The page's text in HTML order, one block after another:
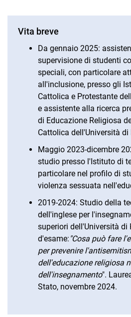
Vita breve
Da gennaio 2025:
supervisione di studenti
speciali, con particolare
all'inclusione, presso gli
Cattolica e Protestante
e assistente alla ricerca
di Educazione Religiosa
Cattolica dell'Università di
Maggio 2023-dicembre
studio presso l'Istituto di
particolare nel profilo di
violenza sessuata
2019-2024: Studio della
dell'inglese per
superiori dell'Università di
d'esame: "Cosa può fare
per prevenire
dell'educazione religiosa
dell'insegnamento".
Stato, novembre 2024.